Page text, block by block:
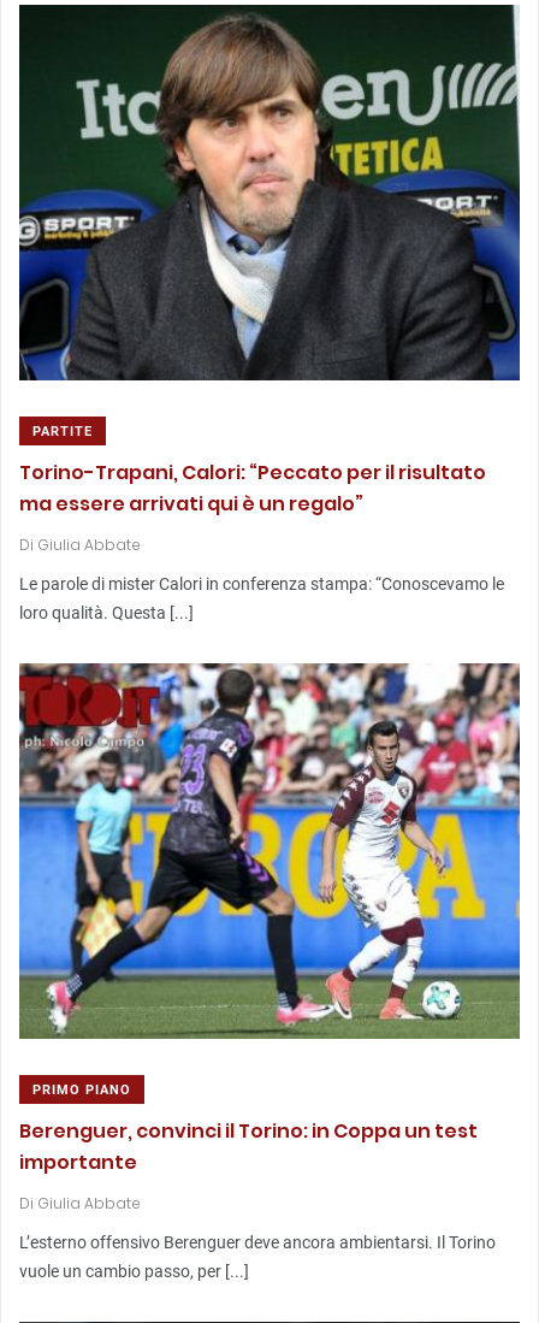
PARTITE
Torino-Trapani, Calori: “Peccato per il risultato
ma essere arrivati qui è un regalo”
Di Giulia Abbate
Le parole di mister Calori in conferenza stampa: “Conoscevamo le
loro qualità. Questa [...]
PRIMO PIANO
Berenguer, convinci il Torino: in Coppa un test
importante
Di Giulia Abbate
L’esterno offensivo Berenguer deve ancora ambientarsi. Il Torino
vuole un cambio passo, per [...]